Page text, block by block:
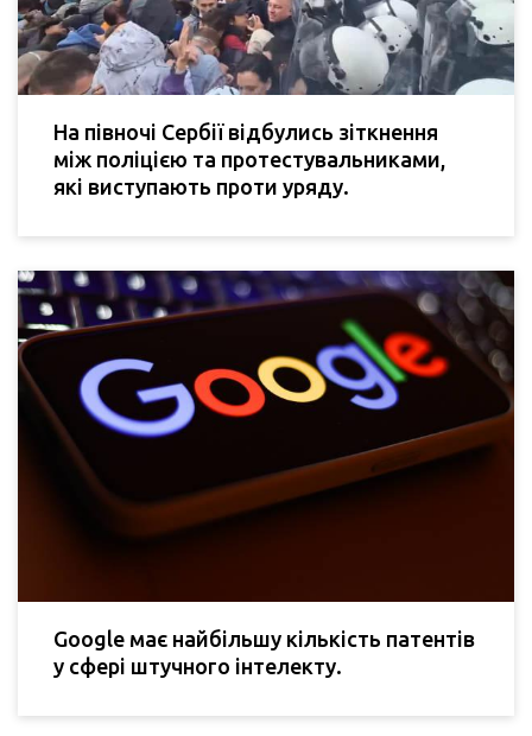
На півночі Сербії відбулись зіткнення
між поліцією та протестувальниками,
які виступають проти уряду.
Google має найбільшу кількість патентів
у сфері штучного інтелекту.